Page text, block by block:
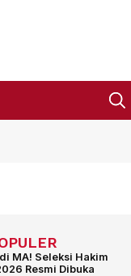
MA! Seleksi Hakim
Resmi Dibuka